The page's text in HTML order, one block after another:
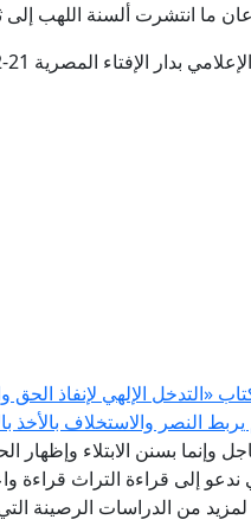
ما انتشرت ألسنة اللهب
بدار الإفتاء المصرية 21-2-2019م
الإلهي لإنفاذ الحق
النصر والاستخلاف بالأخذ
وإنما بسنن الابتلاء وإظهار
ندعو إلى قراءة التراث قراءة
لمزيد من الدراسات الرصينة